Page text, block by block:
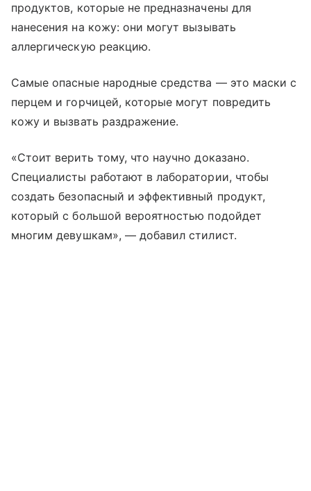
продуктов, которые не предназначены для
нанесения на кожу: они могут вызывать
аллергическую реакцию.
Самые опасные народные средства — это маски с
перцем и горчицей, которые могут повредить
кожу и вызвать раздражение.
«Стоит верить тому, что научно доказано.
Специалисты работают в лаборатории, чтобы
создать безопасный и эффективный продукт,
который с большой вероятностью подойдет
многим девушкам», — добавил стилист.